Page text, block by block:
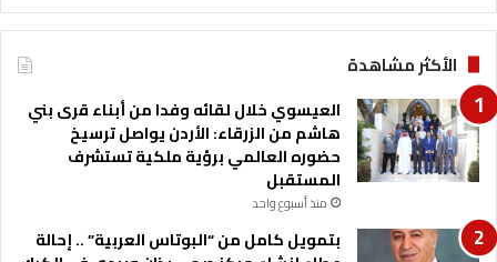
ع
ل
ى
م
ل
ا
ع
ب
ي
ل
الأكثر مشاهدة
العيسوي خلال لقائه وفدا من أبناء قرى بني
هاشم من الزرقاء: الأردن يواصل ترسيخ
حضوره العالمي برؤية ملكية تستشرف
المستقبل
منذ أسبوع واحد
بتمويل كامل من “البوتاس العربية” .. إحالة